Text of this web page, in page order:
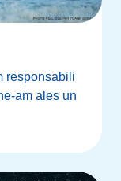
responsabili
am ales un